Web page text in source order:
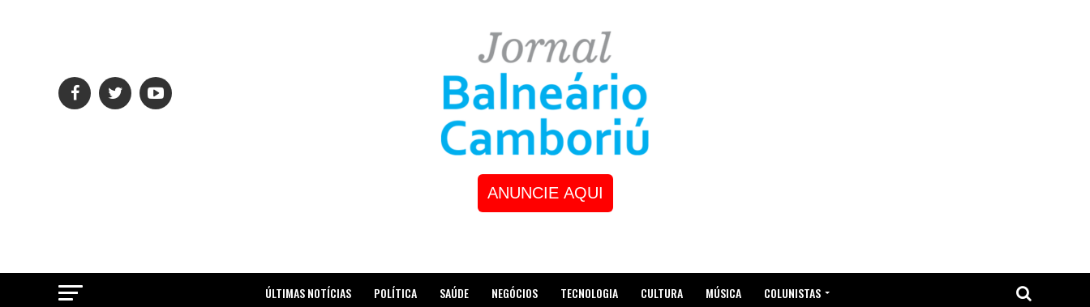
ANUNCIE AQUI
ÚLTIMAS NOTÍCIAS POLÍTICA SAÚDE NEGÓCIOS TECNOLOGIA CULTURA MÚSICA COLUNISTAS